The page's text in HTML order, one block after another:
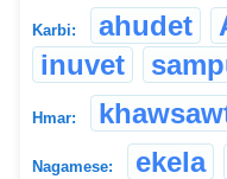
Karbi: ahudet
inuvet
Hmar:
Nagamese: ekela